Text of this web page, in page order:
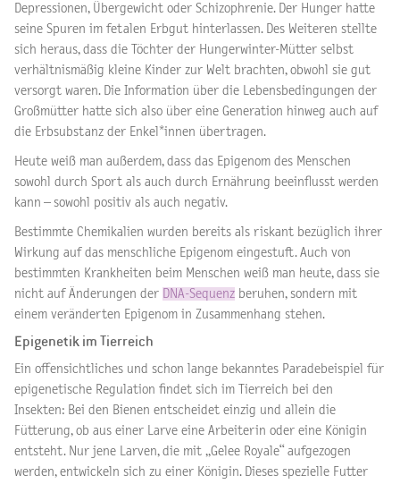
Depressionen, Übergewicht oder Schizophrenie. Der Hunger hatte
seine Spuren im fetalen Erbgut hinterlassen. Des Weiteren stellte
sich heraus, dass die Töchter der Hungerwinter-Mütter selbst
verhältnismäßig kleine Kinder zur Welt brachten, obwohl sie gut
versorgt waren. Die Information über die Lebensbedingungen der
Großmütter hatte sich also über eine Generation hinweg auch auf
die Erbsubstanz der Enkel*innen übertragen.
Heute weiß man außerdem, dass das Epigenom des Menschen
sowohl durch Sport als auch durch Ernährung beeinflusst werden
kann – sowohl positiv als auch negativ.
Bestimmte Chemikalien wurden bereits als riskant bezüglich ihrer
Wirkung auf das menschliche Epigenom eingestuft. Auch von
bestimmten Krankheiten beim Menschen weiß man heute, dass sie
nicht auf Änderungen der DNA-Sequenz beruhen, sondern mit
einem veränderten Epigenom in Zusammenhang stehen.
Epigenetik im Tierreich
Ein offensichtliches und schon lange bekanntes Paradebeispiel für
epigenetische Regulation findet sich im Tierreich bei den
Insekten: Bei den Bienen entscheidet einzig und allein die
Fütterung, ob aus einer Larve eine Arbeiterin oder eine Königin
entsteht. Nur jene Larven, die mit „Gelee Royale“ aufgezogen
werden, entwickeln sich zu einer Königin. Dieses spezielle Futter